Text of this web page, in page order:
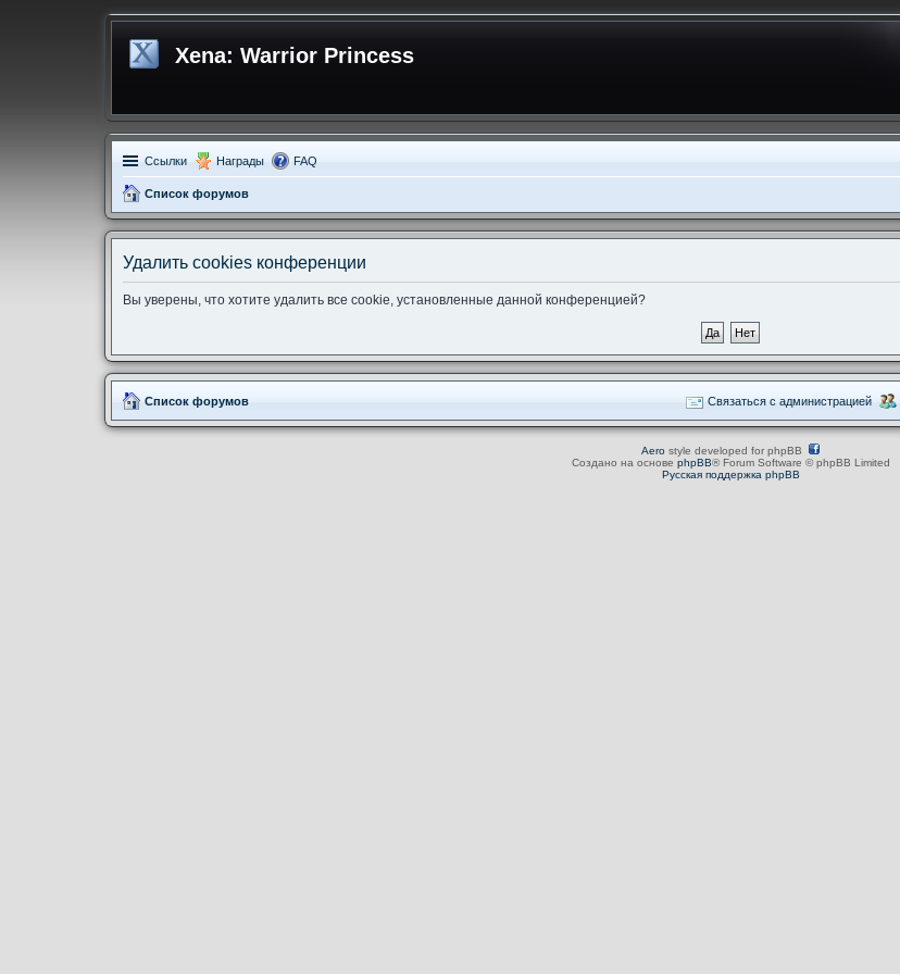
Xena: Warrior Princess
Ссылки Награды FAQ
Список форумов
Удалить cookies конференции
Вы уверены, что хотите удалить все cookie, установленные данной конференцией?
Список форумов Связаться с администрацией
Aero style developed for phpBB
Создано на основе phpBB® Forum Software © phpBB Limited
Русская поддержка phpBB